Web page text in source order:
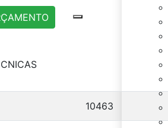
10463